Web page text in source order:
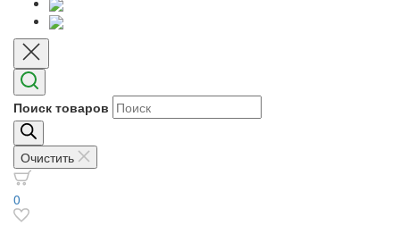
Поиск товаров
Очистить
0